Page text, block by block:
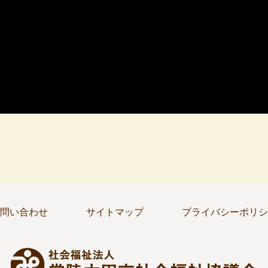
い合わせ サイトマップ プライバシーポリ